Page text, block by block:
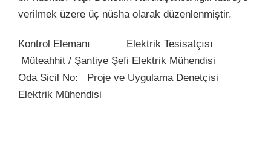
verilmek üzere üç nüsha olarak düzenlenmiştir.
Kontrol Elemanı Elektrik Tesisatçısı
Müteahhit / Şantiye Şefi Elektrik Mühendisi
Oda Sicil No: Proje ve Uygulama Denetçisi
Elektrik Mühendisi